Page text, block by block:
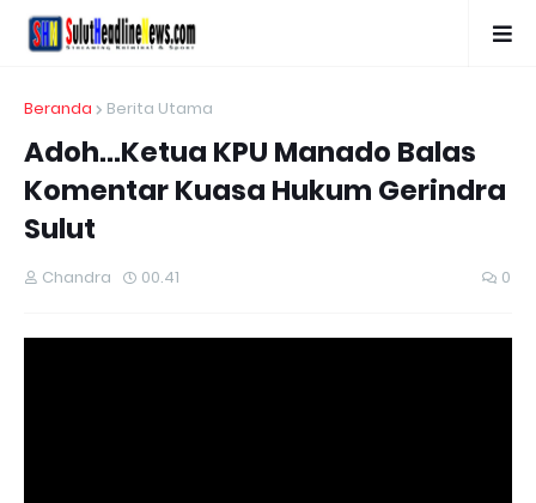
Beranda Berita Utama
Adoh...Ketua KPU Manado Balas
Komentar Kuasa Hukum Gerindra
Sulut
Chandra 00.41 0